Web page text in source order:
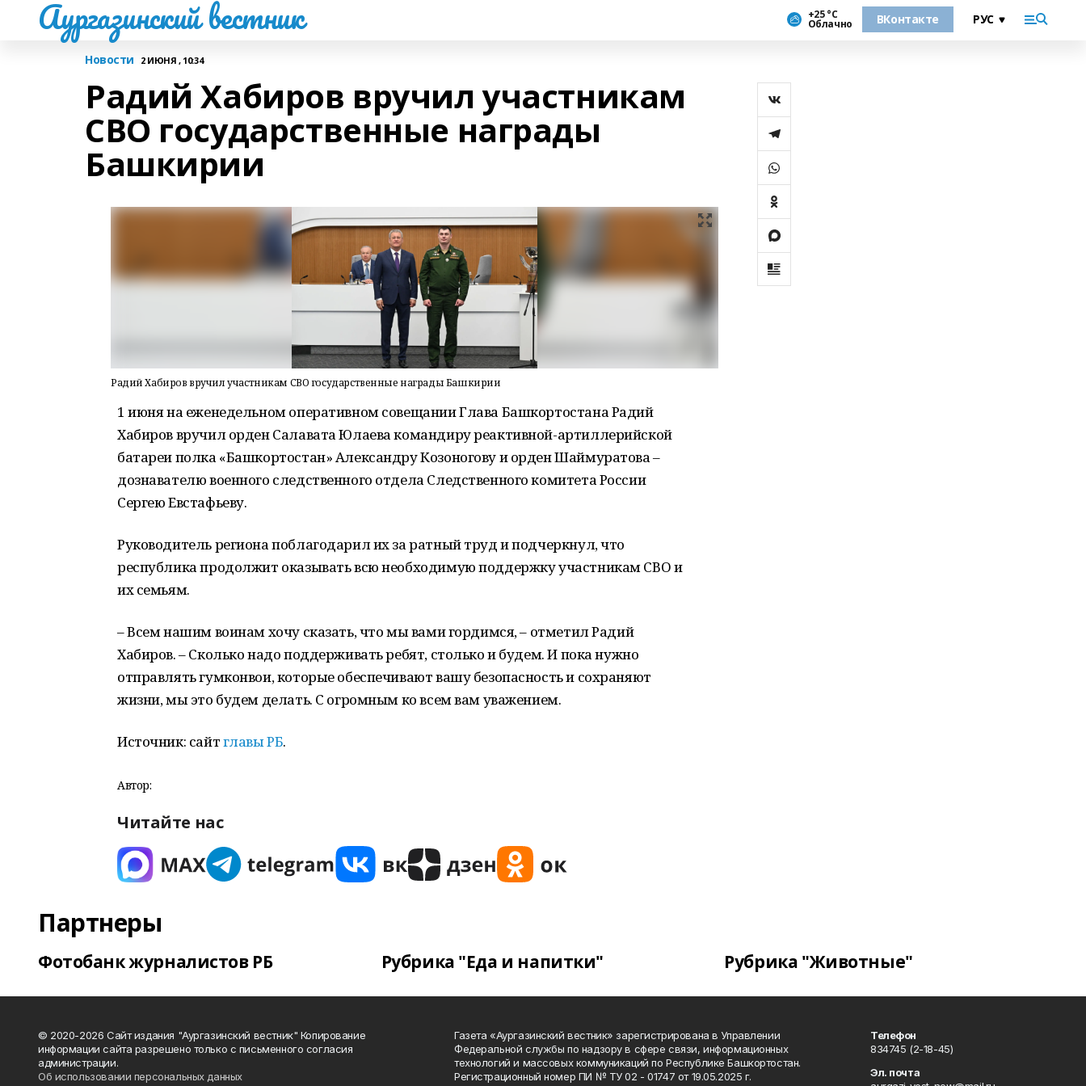
Аургазинский вестник +25 °С
Облачно ВКонтакте
Новости 2 ИЮНЯ , 10:34
Радий Хабиров вручил участникам
СВО государственные награды
Башкирии
Радий Хабиров вручил участникам СВО государственные награды Башкирии
1 июня на еженедельном оперативном совещании Глава Башкортостана Радий
Хабиров вручил орден Салавата Юлаева командиру реактивной-артиллерийской
батареи полка «Башкортостан» Александру Козоногову и орден Шаймуратова –
дознавателю военного следственного отдела Следственного комитета России
Сергею Евстафьеву.
Руководитель региона поблагодарил их за ратный труд и подчеркнул, что
республика продолжит оказывать всю необходимую поддержку участникам СВО и
их семьям.
– Всем нашим воинам хочу сказать, что мы вами гордимся, – отметил Радий
Хабиров. – Сколько надо поддерживать ребят, столько и будем. И пока нужно
отправлять гумконвои, которые обеспечивают вашу безопасность и сохраняют
жизни, мы это будем делать. С огромным ко всем вам уважением.
Источник: сайтглавы РБ.
Автор:
Читайте нас
Партнеры
Фотобанк журналистов РБ Рубрика "Еда и напитки" Рубрика "Животные"
© 2020-2026 Сайт издания "Аургазинский вестник" Копирование
информации сайта разрешено только с письменного согласия
администрации.
Об использовании персональных данных
Газета «Аургазинский вестник» зарегистрирована в Управлении
Федеральной службы по надзору в сфере связи, информационных
технологий и массовых коммуникаций по Республике Башкортостан.
Регистрационный номер ПИ № ТУ 02 - 01747 от 19.05.2025 г.
Телефон
834745 (2-18-45)
Эл. почта